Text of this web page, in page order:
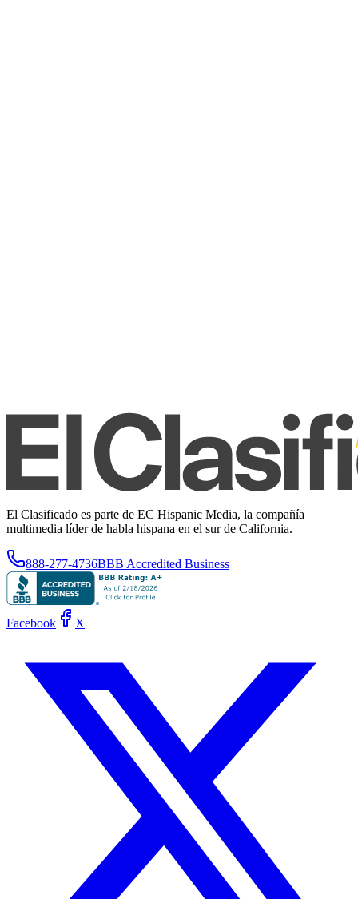
El Clasificado es parte de EC Hispanic Media, la compañía
multimedia líder de habla hispana en el sur de California.
888-277-4736BBB Accredited Business
Facebook X